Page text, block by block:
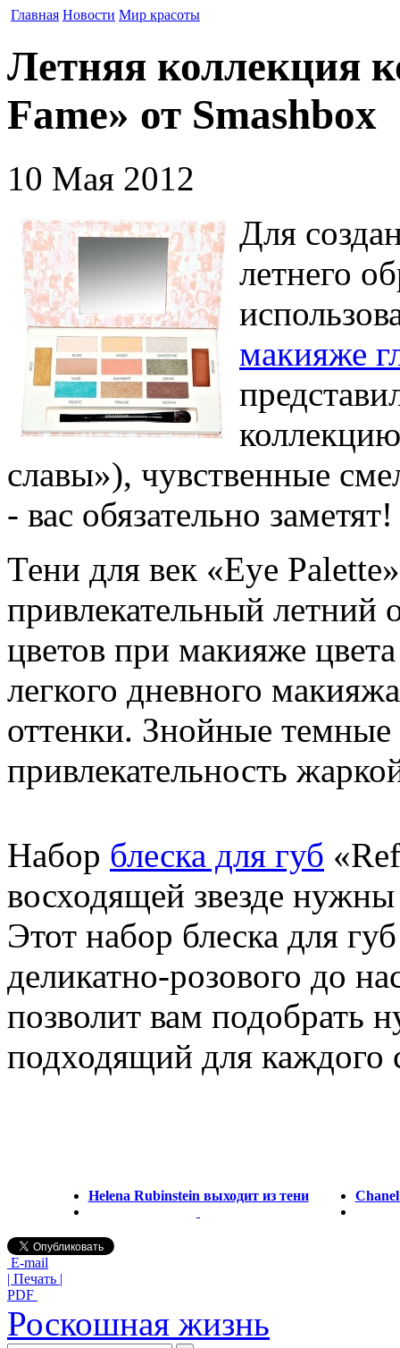
Главная Новости Мир красоты
Летняя коллекция
Fame» от Smashbox
10 Мая 2012
Для
летнего
макияже
славы»), чувственные
- вас обязательно заметят!
Тени для век «Eye
привлекательный летний
цветов при макияже
легкого дневного
оттенки. Знойные темные
привлекательность
Набор блеска для губ
восходящей звезде
Этот набор блеска для
деликатно-розового до
позволит вам подобрать
подходящий для каждого
Helena Rubinstein выходит из тени
E-mail
| Печать |
PDF
Роскошная жизнь